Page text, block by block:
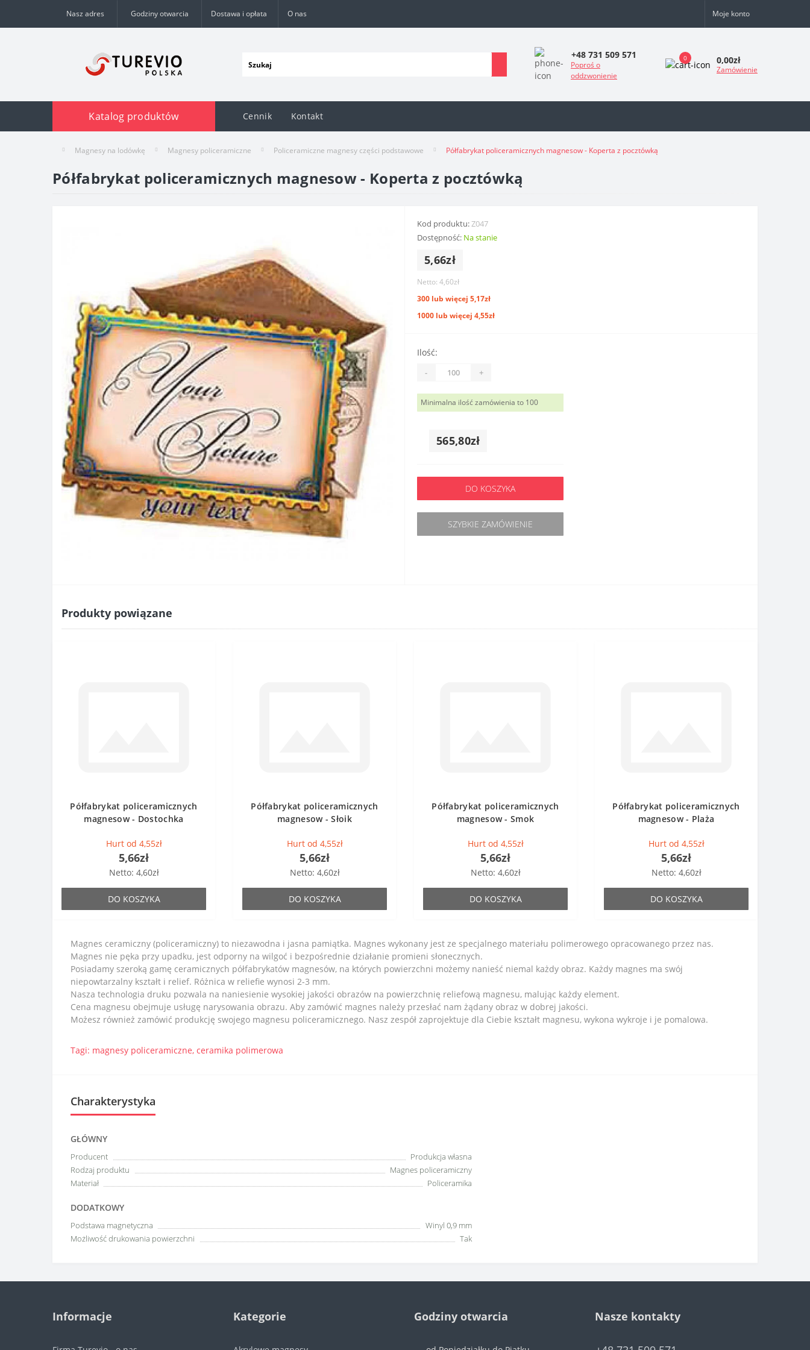
Nasz adres Godziny otwarcia Dostawa i opłata O nas Moje konto
+48 731 509 571
Poproś o
oddzwonienie
0 0,00zł
Zamówienie
Katalog produktów Cennik Kontakt
Magnesy na lodówkę Magnesy policeramiczne Policeramiczne magnesy części podstawowe Półfabrykat policeramicznych magnesow - Koperta z pocztówką
Półfabrykat policeramicznych magnesow - Koperta z pocztówką
Kod produktu:Z047
Dostępność: Na stanie
5,66zł
Netto: 4,60zł
300 lub więcej 5,17zł
1000 lub więcej 4,55zł
Ilość:
- +
Minimalna ilość zamówienia to 100
565,80zł
DO KOSZYKA
SZYBKIE ZAMÓWIENIE
Produkty powiązane
Półfabrykat policeramicznych
magnesow - Dostochka
Hurt od 4,55zł
5,66zł
Netto: 4,60zł
DO KOSZYKA
Półfabrykat policeramicznych
magnesow - Słoik
Hurt od 4,55zł
5,66zł
Netto: 4,60zł
DO KOSZYKA
Półfabrykat policeramicznych
magnesow - Smok
Hurt od 4,55zł
5,66zł
Netto: 4,60zł
DO KOSZYKA
Półfabrykat policeramicznych
magnesow - Plaża
Hurt od 4,55zł
5,66zł
Netto: 4,60zł
DO KOSZYKA
Magnes ceramiczny (policeramiczny) to niezawodna i jasna pamiątka. Magnes wykonany jest ze specjalnego materiału polimerowego opracowanego przez nas.
Magnes nie pęka przy upadku, jest odporny na wilgoć i bezpośrednie działanie promieni słonecznych.
Posiadamy szeroką gamę ceramicznych półfabrykatów magnesów, na których powierzchni możemy nanieść niemal każdy obraz. Każdy magnes ma swój
niepowtarzalny kształt i relief. Różnica w reliefie wynosi 2-3 mm.
Nasza technologia druku pozwala na naniesienie wysokiej jakości obrazów na powierzchnię reliefową magnesu, malując każdy element.
Cena magnesu obejmuje usługę narysowania obrazu. Aby zamówić magnes należy przesłać nam żądany obraz w dobrej jakości.
Możesz również zamówić produkcję swojego magnesu policeramicznego. Nasz zespół zaprojektuje dla Ciebie kształt magnesu, wykona wykroje i je pomalowa.
Tagi: magnesy policeramiczne, ceramika polimerowa
Charakterystyka
GŁÓWNY
Producent
Produkcja własna
Rodzaj produktu
Magnes policeramiczny
Materiał
Policeramika
DODATKOWY
Podstawa magnetyczna
Winyl 0,9 mm
Możliwość drukowania powierzchni
Tak
Informacje Kategorie Godziny otwarcia Nasze kontakty